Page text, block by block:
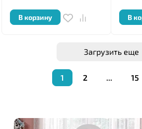
В корзину В
Загрузить еще
1 2 ... 15